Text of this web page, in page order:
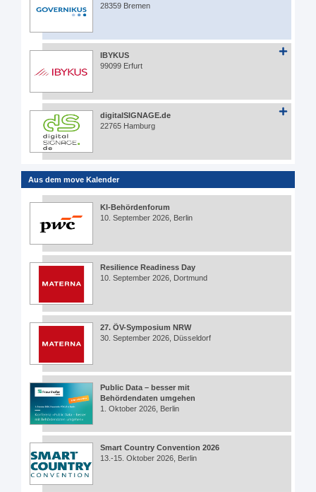
28359 Bremen
IBYKUS
99099 Erfurt
digitalSIGNAGE.de
22765 Hamburg
Aus dem move Kalender
KI-Behördenforum
10. September 2026, Berlin
Resilience Readiness Day
10. September 2026, Dortmund
27. ÖV-Symposium NRW
30. September 2026, Düsseldorf
Public Data – besser mit
Behördendaten umgehen
1. Oktober 2026, Berlin
Smart Country Convention 2026
13.-15. Oktober 2026, Berlin